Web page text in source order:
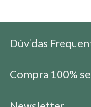
Dúvidas
Compra 100%